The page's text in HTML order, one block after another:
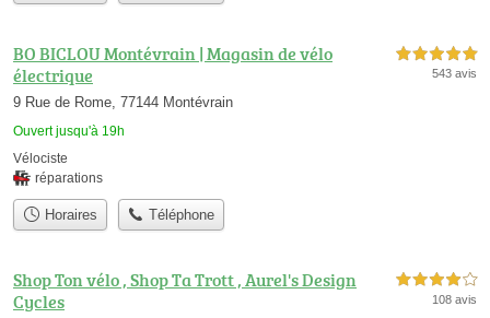
BO BICLOU Montévrain | Magasin de vélo
électrique
9 Rue de Rome, 77144 Montévrain
Ouvert jusqu'à 19h
5,0 étoiles sur 5
543 avis
Vélociste
réparations
Horaires Téléphone
Shop Ton vélo , Shop Ta Trott , Aurel's Design
Cycles
4,0 étoiles sur 5
108 avis